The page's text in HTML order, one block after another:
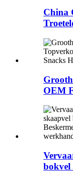
China
OEM
bokvel